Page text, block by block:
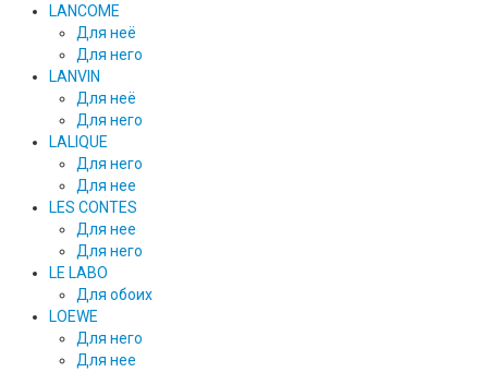
LANCOME
Для неё
Для него
LANVIN
Для неё
Для него
LALIQUE
Для него
Для нее
LES CONTES
Для нее
Для него
LE LABO
Для обоих
LOEWE
Для него
Для нее